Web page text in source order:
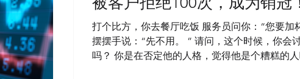
打个比方，你去餐厅吃饭 服务员问你：“您要加
摆摆手说：“先不用。 ” 请问，这个时候，你会
吗？ 你是在否定他的人格，觉得他是个糟糕的